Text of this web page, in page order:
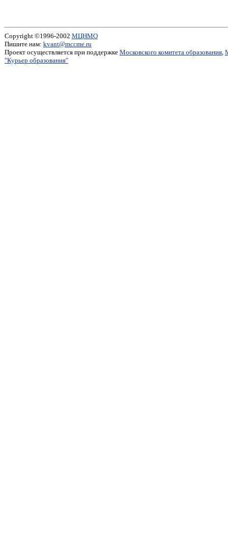
Copyright ©1996-2002 МЦНМО
Пишите нам: kvant@mccme.ru
Проект осуществляется при поддержке Московского комитета образования,
"Курьер образования"